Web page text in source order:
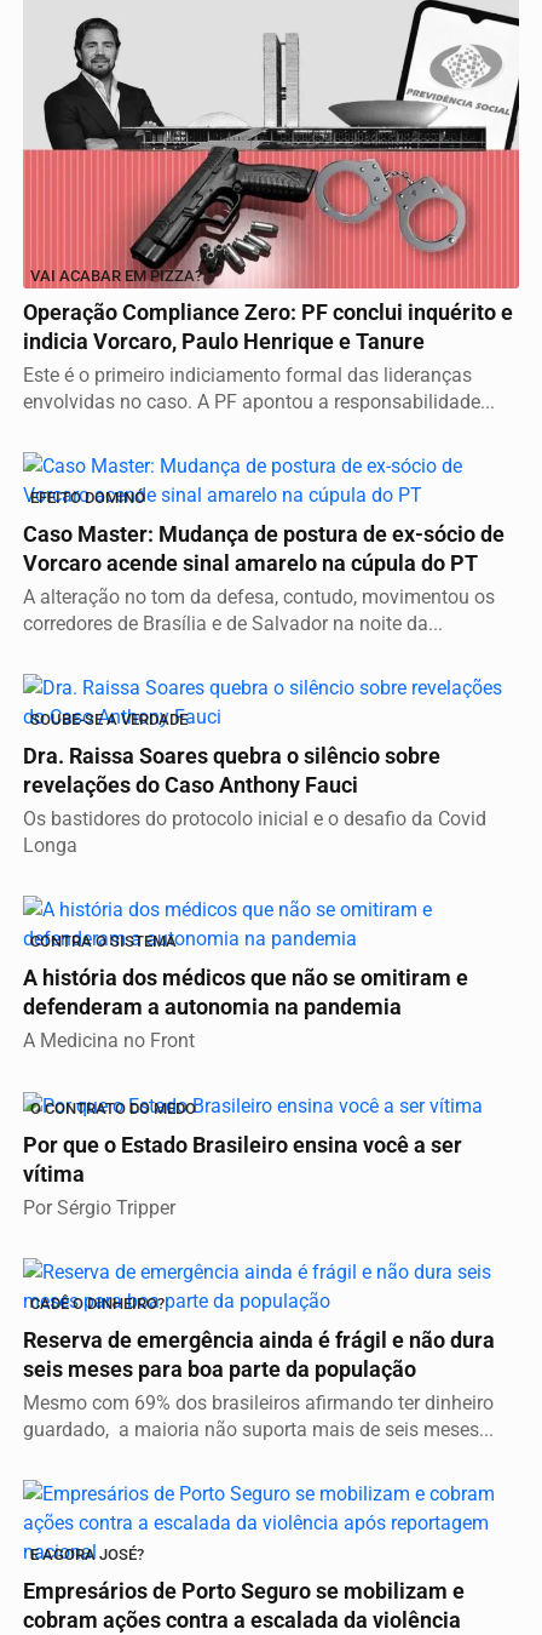
VAI ACABAR EM PIZZA?
Operação Compliance Zero: PF conclui inquérito e
indicia Vorcaro, Paulo Henrique e Tanure
Este é o primeiro indiciamento formal das lideranças
envolvidas no caso. A PF apontou a responsabilidade...
EFEITO DOMINÓ
Caso Master: Mudança de postura de ex-sócio de
Vorcaro acende sinal amarelo na cúpula do PT
A alteração no tom da defesa, contudo, movimentou os
corredores de Brasília e de Salvador na noite da...
SOUBE-SE A VERDADE
Dra. Raissa Soares quebra o silêncio sobre
revelações do Caso Anthony Fauci
Os bastidores do protocolo inicial e o desafio da Covid
Longa
CONTRA O SISTEMA
A história dos médicos que não se omitiram e
defenderam a autonomia na pandemia
A Medicina no Front
O CONTRATO DO MEDO
Por que o Estado Brasileiro ensina você a ser
vítima
Por Sérgio Tripper
CADÊ O DINHEIRO?
Reserva de emergência ainda é frágil e não dura
seis meses para boa parte da população
Mesmo com 69% dos brasileiros afirmando ter dinheiro
guardado, a maioria não suporta mais de seis meses...
E AGORA JOSÉ?
Empresários de Porto Seguro se mobilizam e
cobram ações contra a escalada da violência